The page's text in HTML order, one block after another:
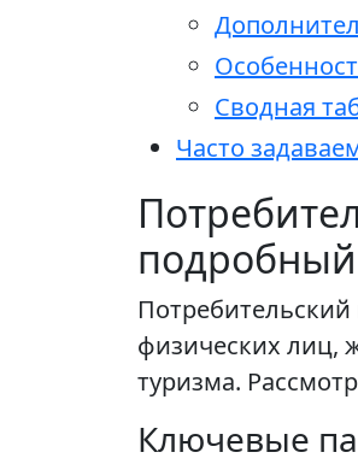
Сводная
Часто
физических лиц,
туризма.
Ключевые